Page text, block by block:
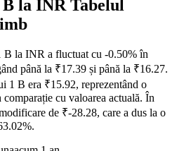
B la INR Tabelul
B la INR a fluctuat cu -0.50%în
până la ₹17.39 și până la ₹16.27.
1 B era ₹15.92, reprezentând o
comparație cu valoarea actuală. În
de ₹-28.28, care a dus la o
.